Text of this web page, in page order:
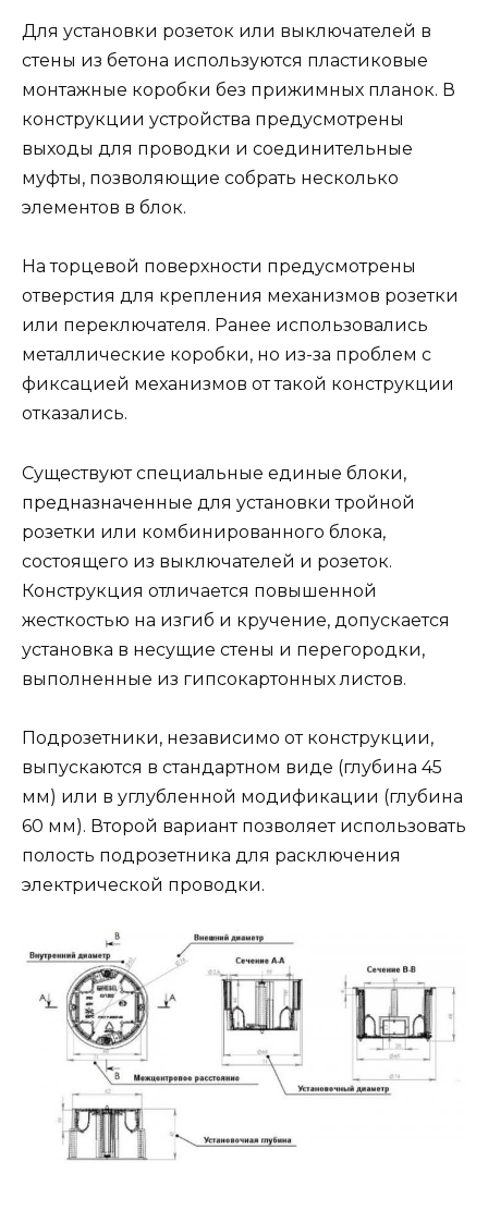
Для установки розеток или выключателей в
стены из бетона используются пластиковые
монтажные коробки без прижимных планок. В
конструкции устройства предусмотрены
выходы для проводки и соединительные
муфты, позволяющие собрать несколько
элементов в блок.
На торцевой поверхности предусмотрены
отверстия для крепления механизмов розетки
или переключателя. Ранее использовались
металлические коробки, но из-за проблем с
фиксацией механизмов от такой конструкции
отказались.
Существуют специальные единые блоки,
предназначенные для установки тройной
розетки или комбинированного блока,
состоящего из выключателей и розеток.
Конструкция отличается повышенной
жесткостью на изгиб и кручение, допускается
установка в несущие стены и перегородки,
выполненные из гипсокартонных листов.
Подрозетники, независимо от конструкции,
выпускаются в стандартном виде (глубина 45
мм) или в углубленной модификации (глубина
60 мм). Второй вариант позволяет использовать
полость подрозетника для расключения
электрической проводки.